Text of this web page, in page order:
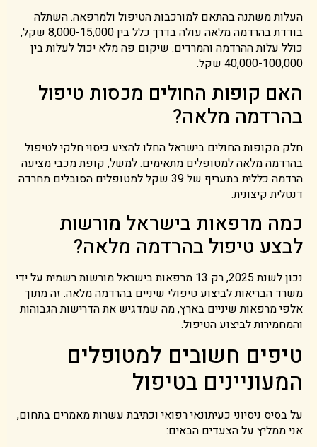
העלות משתנה בהתאם למורכבות הטיפול ולמרפאה. השתלה
בודדת בהרדמה מלאה עולה בדרך כלל בין 8,000-15,000 שקל,
כולל עלות ההרדמה והמרדים. שיקום פה מלא יכול לעלות בין
40,000-100,000 שקל.
האם קופות החולים מכסות טיפול
בהרדמה מלאה?
חלק מקופות החולים בישראל החלו להציע כיסוי חלקי לטיפול
בהרדמה מלאה למטופלים מתאימים. למשל, קופת מכבי מציעה
הרדמה כללית בתעריף של 39 שקל למטופלים הסובלים מחרדה
דנטלית קיצונית.
כמה מרפאות בישראל מורשות
לבצע טיפול בהרדמה מלאה?
נכון לשנת 2025, רק 13 מרפאות בישראל מורשות רשמית על ידי
משרד הבריאות לביצוע טיפולי שיניים בהרדמה מלאה. זה מתוך
אלפי מרפאות שיניים בארץ, מה שמדגיש את הדרישות הגבוהות
והמחמירות לביצוע הטיפול.
טיפים חשובים למטופלים
המעוניינים בטיפול
על בסיס ניסיוני כעיתונאי רפואי וכתיבת עשרות מאמרים בתחום,
אני ממליץ על הצעדים הבאים: